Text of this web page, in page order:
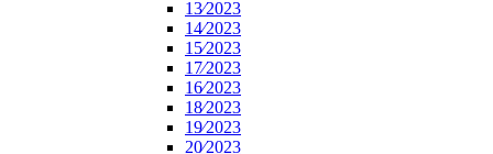
13⁄2023
14⁄2023
15⁄2023
17⁄2023
16⁄2023
18⁄2023
19⁄2023
20⁄2023